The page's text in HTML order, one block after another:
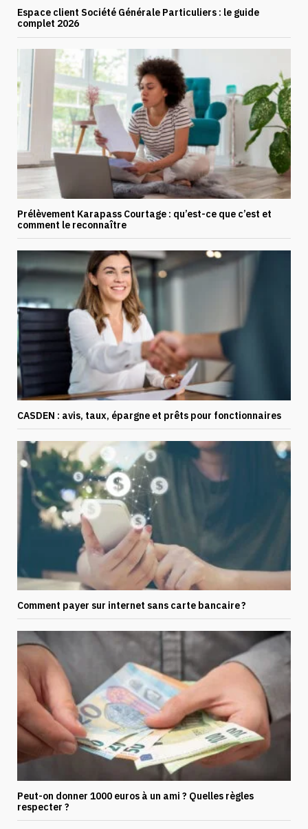
Espace client Société Générale Particuliers : le guide
complet 2026
Prélèvement Karapass Courtage : qu’est-ce que c’est et
comment le reconnaître
CASDEN : avis, taux, épargne et prêts pour fonctionnaires
Comment payer sur internet sans carte bancaire ?
Peut-on donner 1000 euros à un ami ? Quelles règles
respecter ?